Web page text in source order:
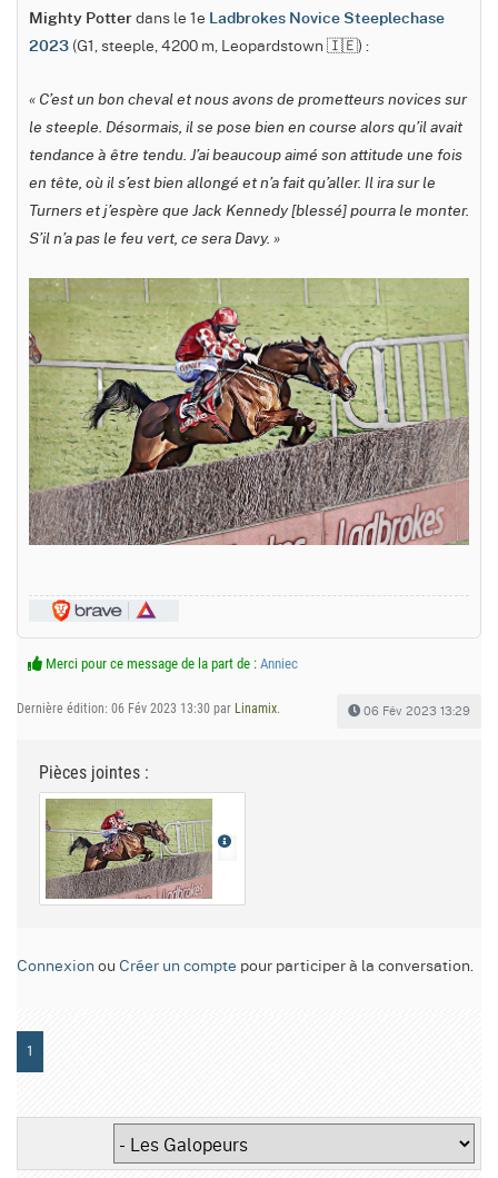
Mighty Potter dans le 1e Ladbrokes Novice Steeplechase
2023 (G1, steeple, 4200 m, Leopardstown 🇮🇪) :
« C’est un bon cheval et nous avons de prometteurs novices sur
le steeple. Désormais, il se pose bien en course alors qu’il avait
tendance à être tendu. J’ai beaucoup aimé son attitude une fois
en tête, où il s’est bien allongé et n’a fait qu’aller. Il ira sur le
Turners et j’espère que Jack Kennedy [blessé] pourra le monter.
S’il n’a pas le feu vert, ce sera Davy. »
Merci pour ce message de la part de : Anniec
Dernière édition: 06 Fév 2023 13:30 par Linamix. 06 Fév 2023 13:29
Pièces jointes :
Connexion ou Créer un compte pour participer à la conversation.
1